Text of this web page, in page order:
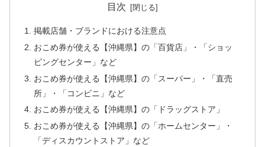
目次
掲載店舗・ブランドにおける注意点
おこめ券が使える【沖縄県】の「百貨店」・「ショッ
ピングセンター」など
おこめ券が使える【沖縄県】の「スーパー」・「直売
所」・「コンビニ」など
おこめ券が使える【沖縄県】の「ドラッグストア」
おこめ券が使える【沖縄県】の「ホームセンター」・
「ディスカウントストア」など